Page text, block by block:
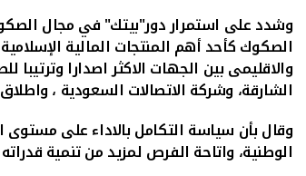
وشدد على استمرار دور"بيتك" في مجال
الصكوك كأحد أهم المنتجات المالية
الشارقة، وشركة الاتصالات السعودية ،
وقال بأن سياسة التكامل بالاداء على
الوطنية، واتاحة الفرص لمزيد من تنمية